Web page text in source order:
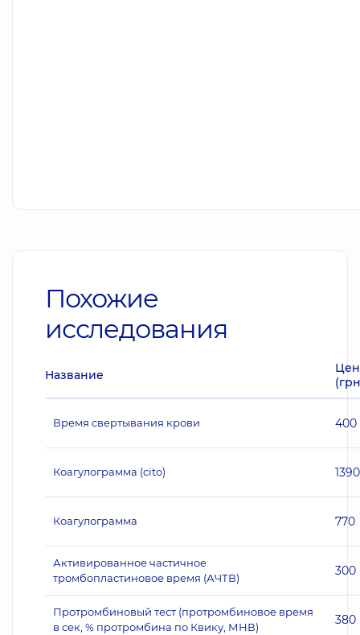
Похожие
исследования
Название
Время свертывания крови 400
Коагулограмма (cito) 1390
Коагулограмма 770
Активированное частичное
тромбопластиновое время (АЧТВ)
300
Протромбиновый тест (протромбиновое время
в сек, % протромбина по Квику, МНВ)
380